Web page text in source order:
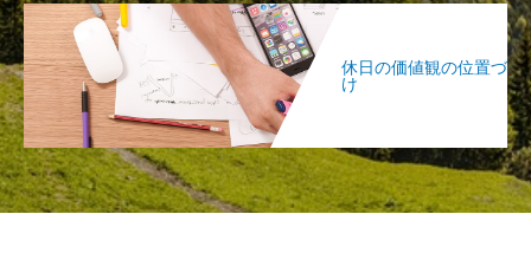
休日の価値観の位置づ
け